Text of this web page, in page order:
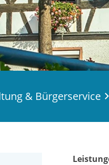
& Bürgerservice